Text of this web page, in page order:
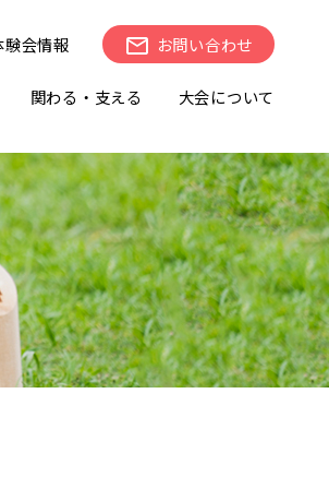
験会情報 お問い合わせ
関わる・支える 大会について